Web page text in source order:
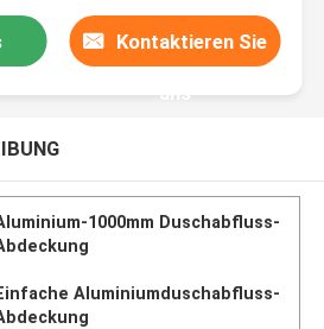
Kontaktieren Sie
uns
1000mm Duschabfluss-
Aluminiumduschabfluss-